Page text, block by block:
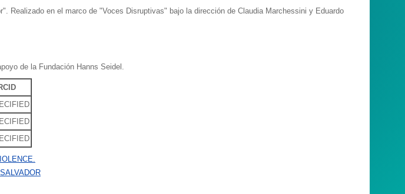
en el marco de "Voces Disruptivas" bajo la dirección de Claudia Marchessini y Eduardo
de la Fundación Hanns Seidel.